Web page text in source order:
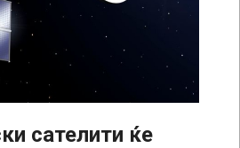
сателити ќе